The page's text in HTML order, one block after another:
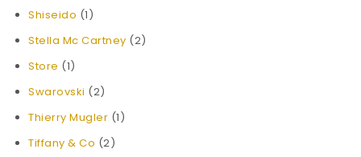
Shiseido (1)
Stella Mc Cartney (2)
Store (1)
Swarovski (2)
Thierry Mugler (1)
Tiffany & Co (2)